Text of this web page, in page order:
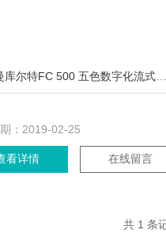
： 2019-02-25
看详情 在线留言
共 1 条